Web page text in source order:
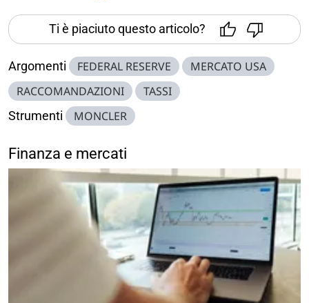
Ti è piaciuto questo articolo?
Argomenti FEDERAL RESERVE
MERCATO USA
RACCOMANDAZIONI
TASSI
Strumenti MONCLER
Finanza e mercati